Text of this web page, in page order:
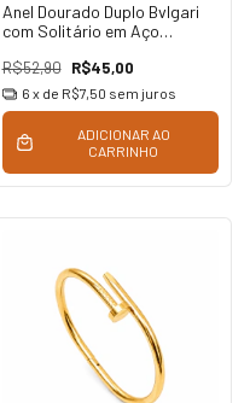
Anel Dourado Duplo Bvlgari
com Solitário em Aço
R$52,90 R$45,00
6 x de R$7,50 sem juros
ADICIONAR AO
CARRINHO